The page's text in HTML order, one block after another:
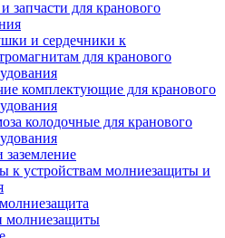
запчасти для кранового
и сердечники к
для кранового
комплектующие для кранового
колодочные для кранового
к устройствам молниезащиты и
молниезащиты